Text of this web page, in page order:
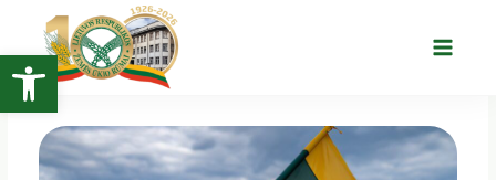
Open toolbar
turinio
Main